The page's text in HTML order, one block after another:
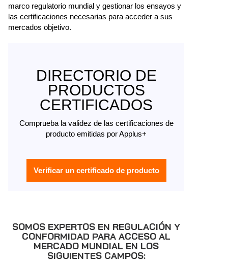
marco regulatorio mundial y gestionar los ensayos y
las certificaciones necesarias para acceder a sus
mercados objetivo.
DIRECTORIO DE
PRODUCTOS
CERTIFICADOS
Comprueba la validez de las certificaciones de
producto emitidas por Applus+
Verificar un certificado de producto
SOMOS EXPERTOS EN REGULACIÓN Y
CONFORMIDAD PARA ACCESO AL
MERCADO MUNDIAL EN LOS
SIGUIENTES CAMPOS: